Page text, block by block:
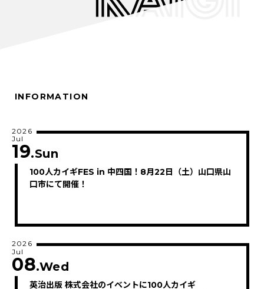
INFORMATION
100人カイギFES in 中四国！8月22日（土）山口県山
口市にて開催！
2026
Jul
19.Sun
英治出版 株式会社のイベントに100人カイギ
2026
Jul
08.Wed